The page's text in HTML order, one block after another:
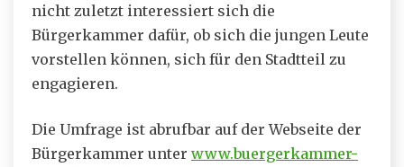
nicht zuletzt interessiert sich die
Bürgerkammer dafür, ob sich die jungen Leute
vorstellen können, sich für den Stadtteil zu
engagieren.
Die Umfrage ist abrufbar auf der Webseite der
Bürgerkammer unter www.buergerkammer-